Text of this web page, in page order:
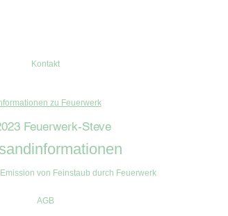
Kontakt
zu Feuerwerk
Feuerwerk-Steve
von Feinstaub durch Feuerwerk
AGB